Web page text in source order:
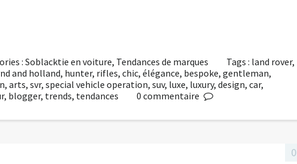
:Soblacktie en voiture, Tendances de marques Tags : land rover,
and holland, hunter, rifles, chic, élégance, bespoke, gentleman,
, arts, svr, special vehicle operation, suv, luxe, luxury, design, car,
, blogger, trends, tendances 0 commentaire
0